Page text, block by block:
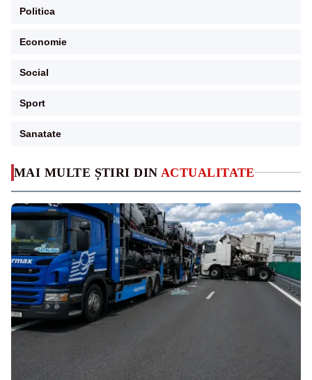
MAI MULTE ȘTIRI DIN ACTUALITATE
Politica
Economie
Social
Sport
Sanatate